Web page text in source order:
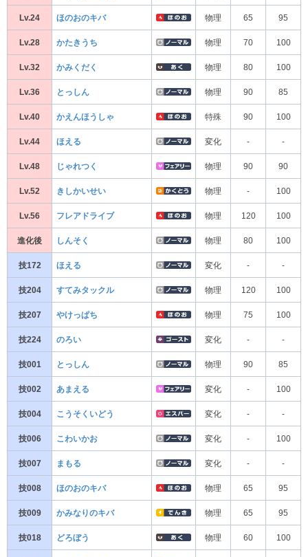
Lv.24 ほのおのキバ 物理 65 95
Lv.28 かたきうち 物理 70 100
Lv.32 かみくだく 物理 80 100
Lv.36 とっしん 物理 90 85
Lv.40 かえんほうしゃ 特殊 90 100
Lv.44 ほえる 変化 - -
Lv.48 じゃれつく 物理 90 90
Lv.52 きしかいせい 物理 - 100
Lv.56 フレアドライブ 物理 120 100
進化後 しんそく 物理 80 100
技172 ほえる 変化 - -
技204 すてみタックル 物理 120 100
技207 やけっぱち 物理 75 100
技224 のろい 変化 - -
技001 とっしん 物理 90 85
技002 あまえる 変化 - 100
技004 こうそくいどう 変化 - -
技006 こわいかお 変化 - 100
技007 まもる 変化 - -
技008 ほのおのキバ 物理 65 95
技009 かみなりのキバ 物理 65 95
技018 どろぼう 物理 60 100